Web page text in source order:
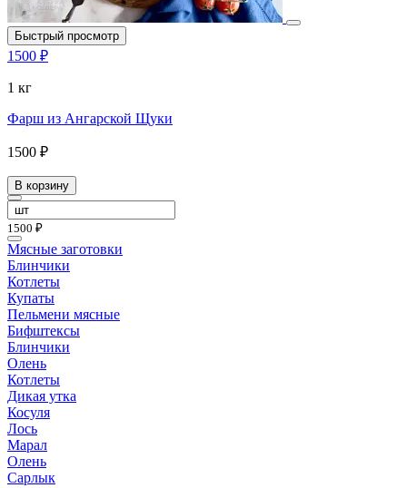
Быстрый просмотр
1500 ₽
1 кг
Фарш из Ангарской Щуки
1500 ₽
В корзину
1500 ₽
Мясные заготовки
Блинчики
Котлеты
Купаты
Пельмени мясные
Бифштексы
Блинчики
Олень
Котлеты
Дикая утка
Косуля
Лось
Марал
Олень
Сарлык